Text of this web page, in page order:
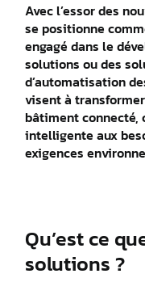
Avec l’essor des
se positionne
engagé dans le
solutions ou des
d’automatisation
visent à
bâtiment connecté,
intelligente aux
exigences
Qu’est ce
solutions ?